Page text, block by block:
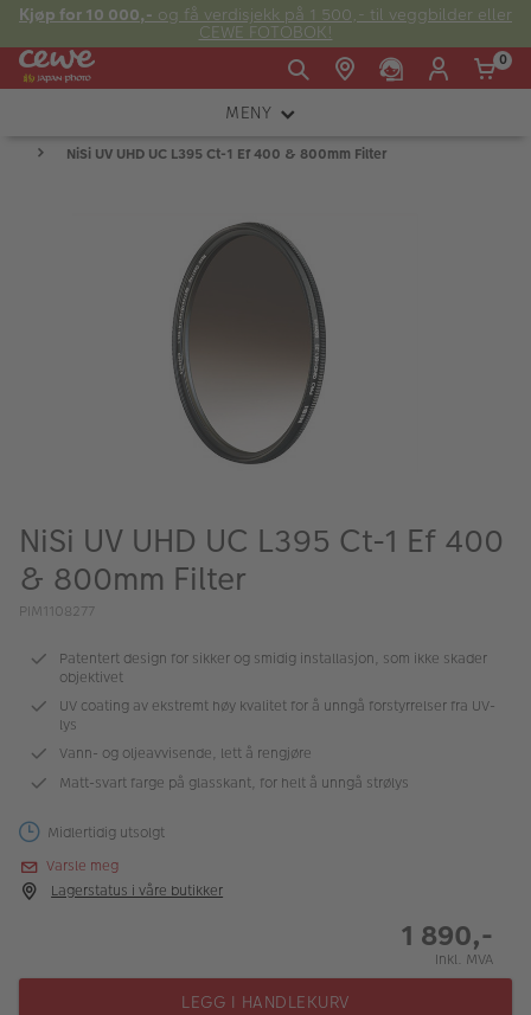
Kjøp for 10 000,- og få verdisjekk på 1 500,- til veggbilder eller
CEWE FOTOBOK!
Fre:
20:00
Søndag:
E-post:
kundeservice@japanphoto.no
0
MENY
KAMERA
ALBUM
Kampanjer
Lagersalg
Bildeprodukter
Inspirasjon
Butikkoversikt
NiSi UV UHD UC L395 Ct-1 Ef 400 & 800mm Filter
NiSi UV UHD UC L395 Ct-1 Ef 400
& 800mm Filter
PIM1108277
Patentert design for sikker og smidig installasjon, som ikke skader
objektivet
UV coating av ekstremt høy kvalitet for å unngå forstyrrelser fra UV-
lys
Vann- og oljeavvisende, lett å rengjøre
Matt-svart farge på glasskant, for helt å unngå strølys
Midlertidig utsolgt
Varsle meg
Lagerstatus i våre butikker
1 890,-
Inkl. MVA
LEGG I HANDLEKURV